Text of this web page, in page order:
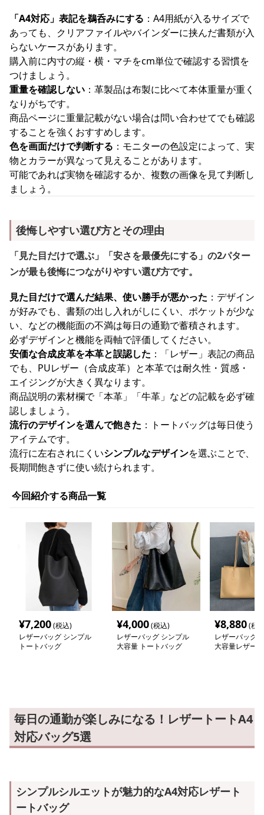
「A4対応」表記を鵜呑みにする ：A4用紙が入るサイズで
あっても、クリアファイルやバインダーに挟んだ書類が入
らないケースがあります。
購入前に内寸の縦・横・マチをcm単位で確認する習慣を
つけましょう。
重量を確認しない ：革製品は布製に比べて本体重量が重く
なりがちです。
商品ページに重量記載がない場合は問い合わせてでも確認
することを強くおすすめします。
色を画面だけで判断する ：モニターの色設定によって、実
物とカラーが異なって見えることがあります。
可能であれば実物を確認するか、複数の画像を見て判断し
ましょう。
後悔しやすい選び方とその理由
「見た目だけで選ぶ」「安さを最優先にする」の2パター
ンが最も後悔につながりやすい選び方です。
見た目だけで選んだ結果、使い勝手が悪かった ：デザイン
が好みでも、書類の出し入れがしにくい、ポケットが少な
い、などの機能面の不満は毎日の通勤で蓄積されます。
必ずデザインと機能を両軸で評価してください。
安価な合成皮革を本革と誤認した ：「レザー」表記の商品
でも、PUレザー（合成皮革）と本革では耐久性・質感・
エイジングが大きく異なります。
商品説明の素材欄で「本革」「牛革」などの記載を必ず確
認しましょう。
流行のデザインを選んで飽きた ：トートバッグは毎日使う
アイテムです。
流行に左右されにくいシンプルなデザインを選ぶことで、
長期間飽きずに使い続けられます。
今回紹介する商品一覧
¥7,200(税込)
レザーバッグ シンプル
トートバッグ
¥4,000(税込)
レザーバッグ シンプル
大容量 トートバッグ
¥8,880(税
レザーバッグ
大容量レザー
毎日の通勤が楽しみになる！レザートートA4
対応バッグ5選
シンプルシルエットが魅力的なA4対応レザート
ートバッグ